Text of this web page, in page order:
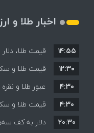
اخبار طلا و
افزایش قیمت
۱۴:۵۵
قیمت ها بر
۱۲:۳۰
عبور طلا و
۴:۳۰
قیمت طلا و سکه
۴:۳۰
دلار به کف
۲۰:۳۰